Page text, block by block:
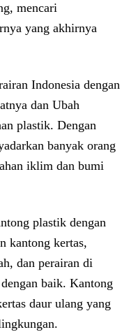
mencari
yang akhirnya
Indonesia dengan
dan Ubah
plastik. Dengan
banyak orang
iklim dan bumi
plastik dengan
kantong kertas,
dan perairan di
baik. Kantong
daur ulang yang